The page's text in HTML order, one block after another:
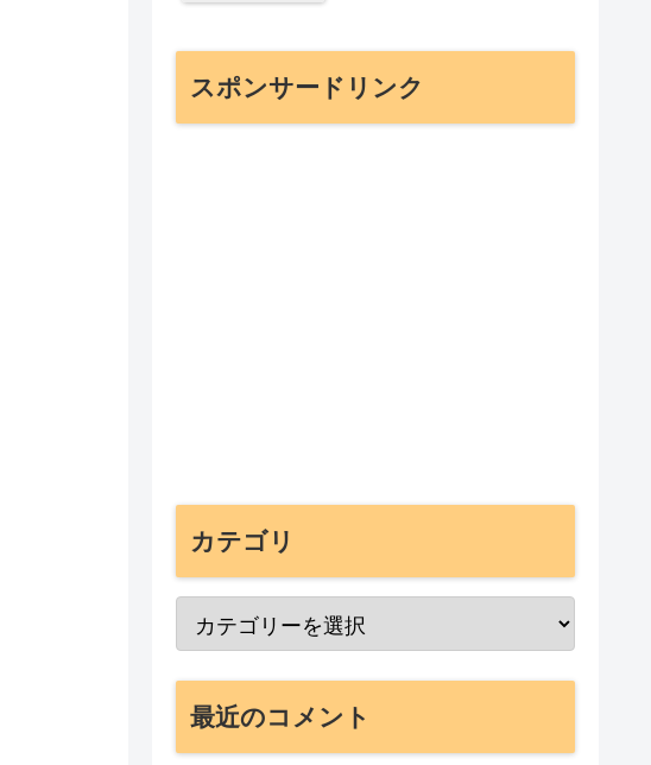
スポンサードリンク
カテゴリ
最近のコメント